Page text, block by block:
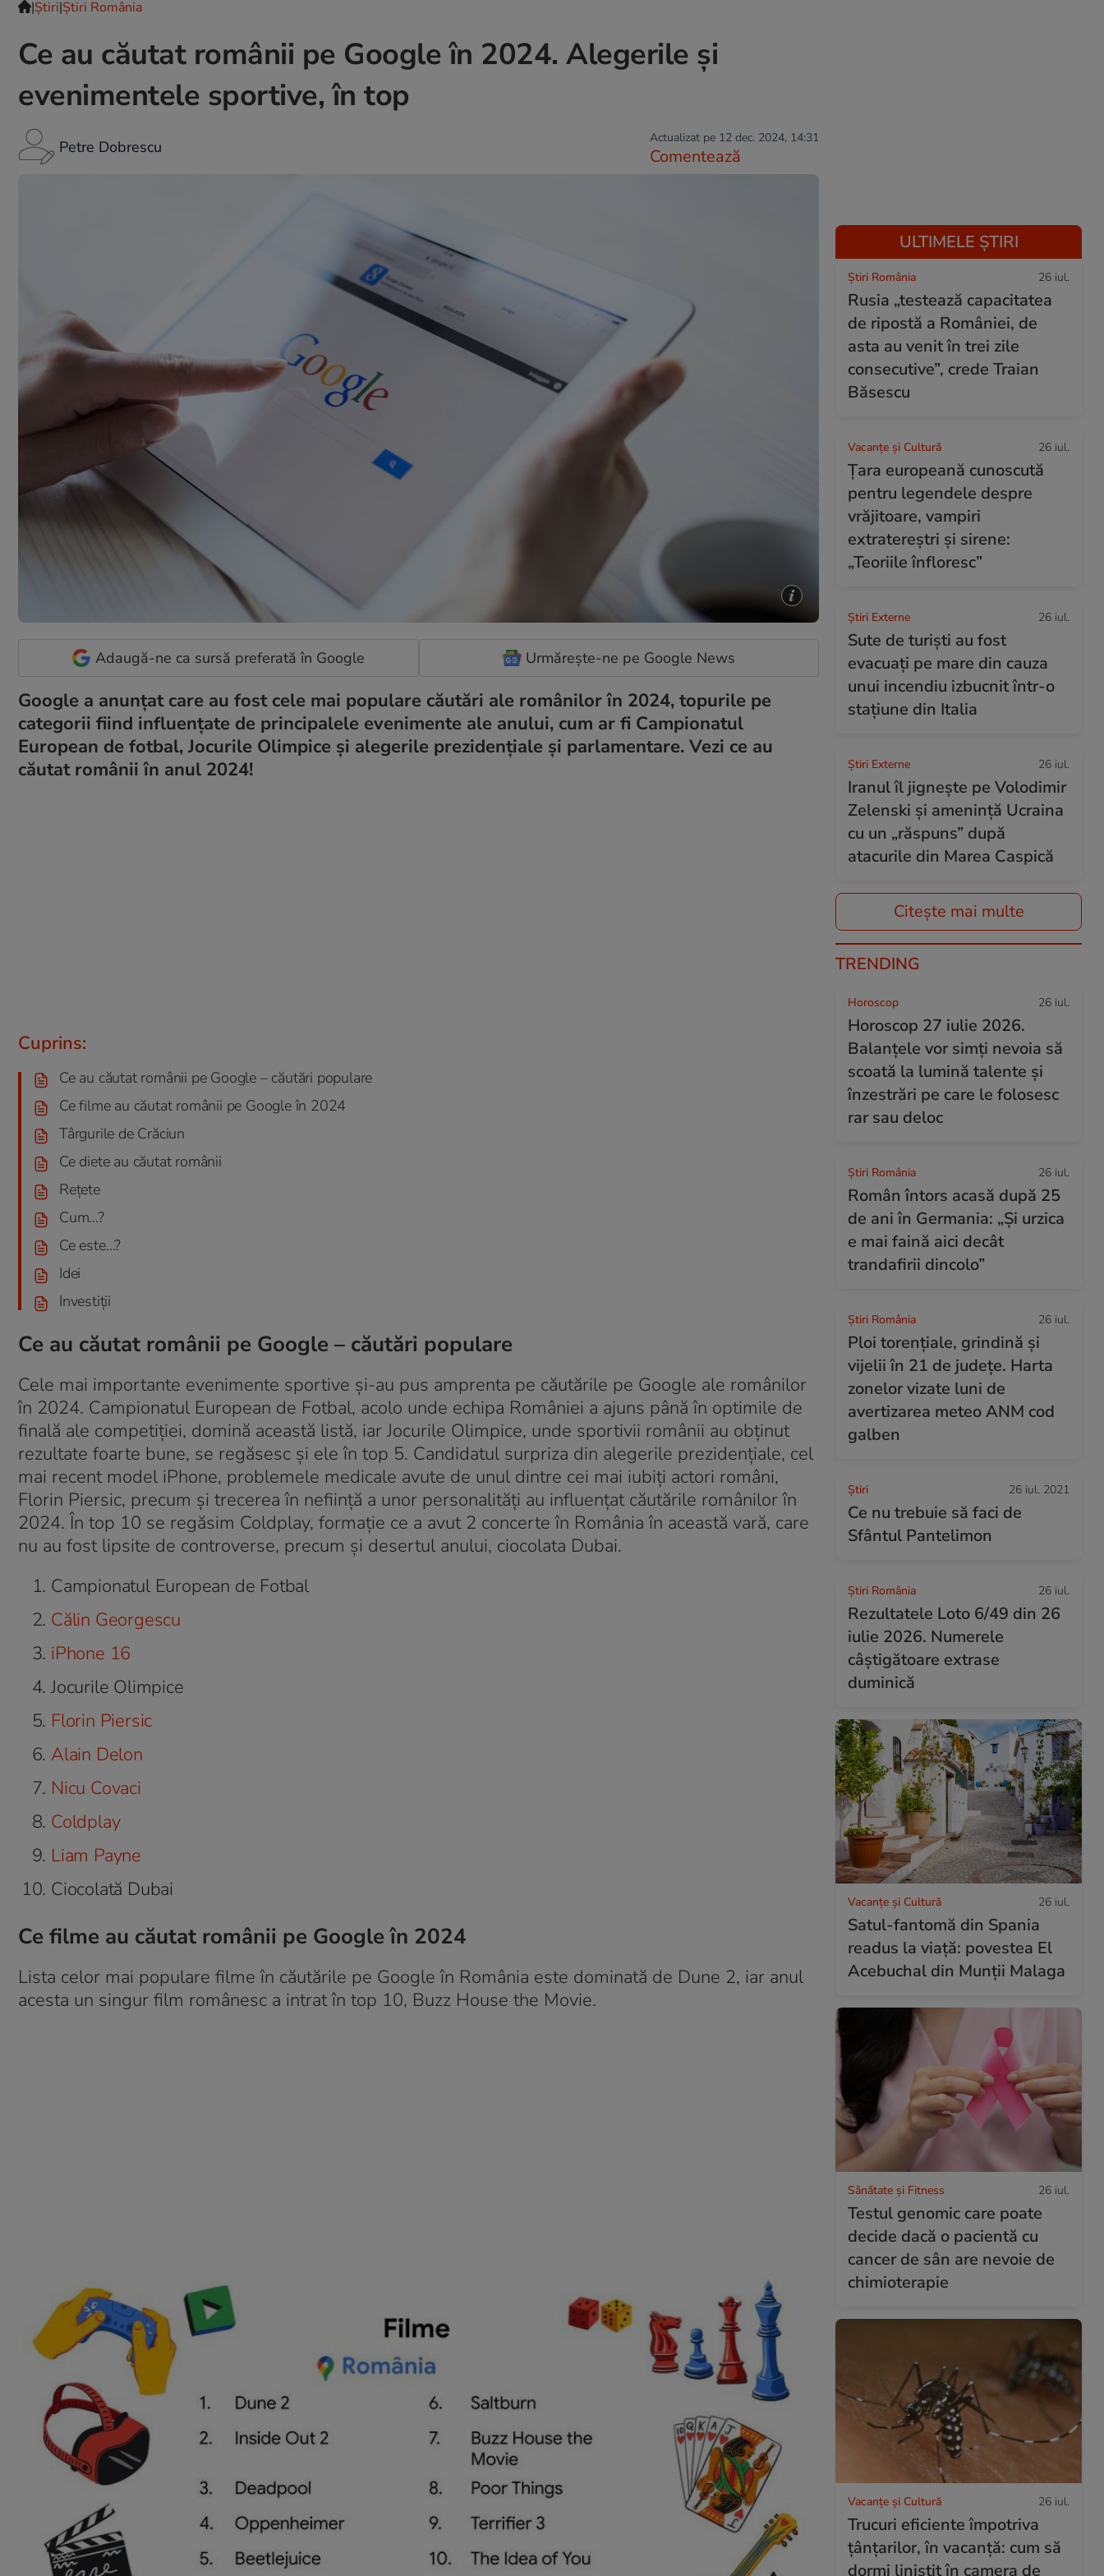
|Ştiri|Știri România
Ce au căutat românii pe Google în 2024. Alegerile și
evenimentele sportive, în top
Petre Dobrescu Actualizat pe 12 dec. 2024, 14:31
Comentează
Adaugă-ne ca sursă preferată în Google Urmărește-ne pe Google News
Google a anunţat care au fost cele mai populare căutări ale românilor în 2024, topurile pe
categorii fiind influenţate de principalele evenimente ale anului, cum ar fi Campionatul
European de fotbal, Jocurile Olimpice şi alegerile prezidenţiale şi parlamentare. Vezi ce au
căutat românii în anul 2024!
Cuprins:
Ce au căutat românii pe Google – căutări populare
Ce filme au căutat românii pe Google în 2024
Târgurile de Crăciun
Ce diete au căutat românii
Reţete
Cum…?
Ce este…?
Idei
Investiţii
Ce au căutat românii pe Google – căutări populare
Cele mai importante evenimente sportive și-au pus amprenta pe căutările pe Google ale românilor
în 2024. Campionatul European de Fotbal, acolo unde echipa României a ajuns până în optimile de
finală ale competiției, domină această listă, iar Jocurile Olimpice, unde sportivii românii au obținut
rezultate foarte bune, se regăsesc și ele în top 5. Candidatul surpriza din alegerile prezidențiale, cel
mai recent model iPhone, problemele medicale avute de unul dintre cei mai iubiți actori români,
Florin Piersic, precum și trecerea în neființă a unor personalități au influențat căutările românilor în
2024. În top 10 se regăsim Coldplay, formație ce a avut 2 concerte în România în această vară, care
nu au fost lipsite de controverse, precum și desertul anului, ciocolata Dubai.
Campionatul European de Fotbal
Călin Georgescu
iPhone 16
Jocurile Olimpice
Florin Piersic
Alain Delon
Nicu Covaci
Coldplay
Liam Payne
Ciocolată Dubai
Ce filme au căutat românii pe Google în 2024
Lista celor mai populare filme în căutările pe Google în România este dominată de Dune 2, iar anul
acesta un singur film românesc a intrat în top 10, Buzz House the Movie.
ULTIMELE ȘTIRI
Știri România 26 iul.
Rusia „testează capacitatea
de ripostă a României, de
asta au venit în trei zile
consecutive”, crede Traian
Băsescu
Vacanțe și Cultură 26 iul.
Țara europeană cunoscută
pentru legendele despre
vrăjitoare, vampiri
extratereștri și sirene:
„Teoriile înfloresc”
Știri Externe 26 iul.
Sute de turiști au fost
evacuați pe mare din cauza
unui incendiu izbucnit într-o
stațiune din Italia
Știri Externe 26 iul.
Iranul îl jignește pe Volodimir
Zelenski și amenință Ucraina
cu un „răspuns” după
atacurile din Marea Caspică
Citește mai multe
TRENDING
Horoscop 26 iul.
Horoscop 27 iulie 2026.
Balanțele vor simți nevoia să
scoată la lumină talente și
înzestrări pe care le folosesc
rar sau deloc
Știri România 26 iul.
Român întors acasă după 25
de ani în Germania: „Și urzica
e mai faină aici decât
trandafirii dincolo”
Știri România 26 iul.
Ploi torențiale, grindină și
vijelii în 21 de județe. Harta
zonelor vizate luni de
avertizarea meteo ANM cod
galben
Ştiri 26 iul. 2021
Ce nu trebuie să faci de
Sfântul Pantelimon
Știri România 26 iul.
Rezultatele Loto 6/49 din 26
iulie 2026. Numerele
câștigătoare extrase
duminică
Vacanțe și Cultură 26 iul.
Satul-fantomă din Spania
readus la viață: povestea El
Acebuchal din Munții Malaga
Sănătate și Fitness 26 iul.
Testul genomic care poate
decide dacă o pacientă cu
cancer de sân are nevoie de
chimioterapie
Vacanțe și Cultură 26 iul.
Trucuri eficiente împotriva
țânțarilor, în vacanță: cum să
dormi liniștit în camera de